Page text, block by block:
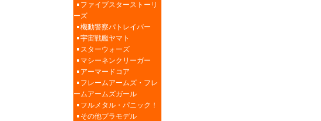
ファイブスターストーリ
ーズ
機動警察パトレイバー
宇宙戦艦ヤマト
スターウォーズ
マシーネンクリーガー
アーマードコア
フレームアームズ・フレ
ームアームズガール
フルメタル・パニック！
その他プラモデル